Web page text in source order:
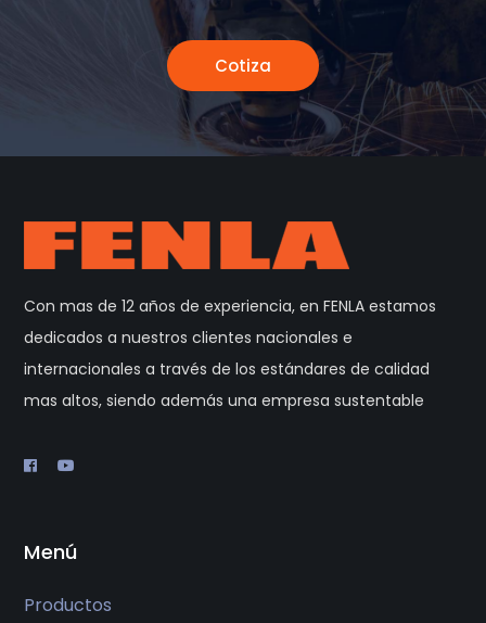
Cotiza
Con mas de 12 años de experiencia, en FENLA estamos
dedicados a nuestros clientes nacionales e
internacionales a través de los estándares de calidad
mas altos, siendo además una empresa sustentable
Menú
Productos